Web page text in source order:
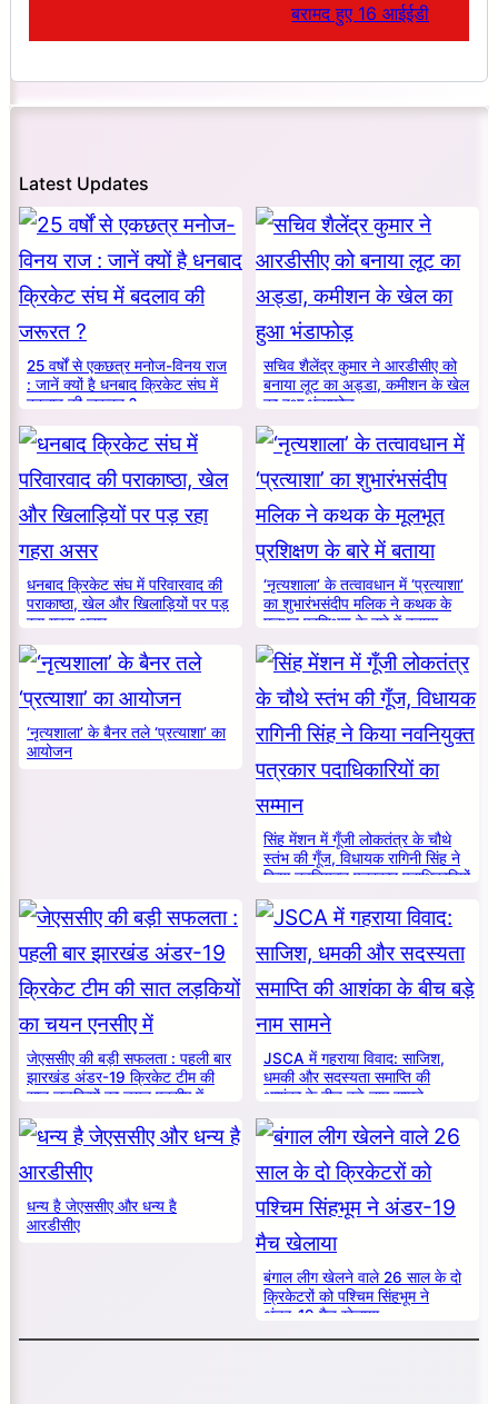
बरामद हुए 16 आईईडी
Latest Updates
25 वर्षों से एकछत्र मनोज-विनय राज
: जानें क्यों है धनबाद क्रिकेट संघ में
बदलाव की जरूरत ?
सचिव शैलेंद्र कुमार ने आरडीसीए को
बनाया लूट का अड्डा, कमीशन के खेल
का हुआ भंडाफोड़
धनबाद क्रिकेट संघ में परिवारवाद की
पराकाष्ठा, खेल और खिलाड़ियों पर पड़
रहा गहरा असर
‘नृत्यशाला’ के तत्वावधान में ‘प्रत्याशा’
का शुभारंभसंदीप मलिक ने कथक के
मूलभूत प्रशिक्षण के बारे में बताया
‘नृत्यशाला’ के बैनर तले ‘प्रत्याशा’ का
आयोजन
सिंह मेंशन में गूँजी लोकतंत्र के चौथे
स्तंभ की गूँज, विधायक रागिनी सिंह ने
किया नवनियुक्त पत्रकार पदाधिकारियों
का सम्मान
जेएससीए की बड़ी सफलता : पहली बार
झारखंड अंडर-19 क्रिकेट टीम की
सात लड़कियों का चयन एनसीए में
JSCA में गहराया विवाद: साजिश,
धमकी और सदस्यता समाप्ति की
आशंका के बीच बड़े नाम सामने
धन्य है जेएससीए और धन्य है
आरडीसीए
बंगाल लीग खेलने वाले 26 साल के दो
क्रिकेटरों को पश्चिम सिंहभूम ने
अंडर-19 मैच खेलाया